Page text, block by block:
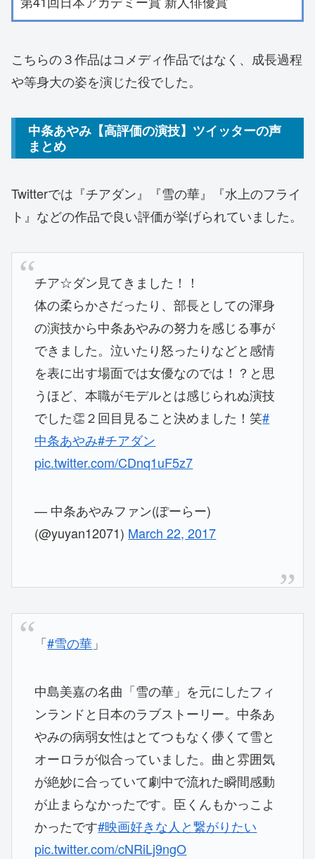
こちらの３作品はコメディ作品ではなく、成長過程
や等身大の姿を演じた役でした。
中条あやみ【高評価の演技】ツイッターの声
まとめ
Twitterでは『チアダン』『雪の華』『水上のフライ
ト』などの作品で良い評価が挙げられていました。
チア☆ダン見てきました！！
体の柔らかさだったり、部長としての渾身
の演技から中条あやみの努力を感じる事が
できました。泣いたり怒ったりなどと感情
を表に出す場面では女優なのでは！？と思
うほど、本職がモデルとは感じられぬ演技
でした👏２回目見ること決めました！笑#
中条あやみ#チアダン
pic.twitter.com/CDnq1uF5z7
— 中条あやみファン(ぽーらー)
(@yuyan12071) March 22, 2017
「#雪の華 」
中島美嘉の名曲「雪の華」を元にしたフィ
ンランドと日本のラブストーリー。中条あ
やみの病弱女性はとてつもなく儚くて雪と
オーロラが似合っていました。曲と雰囲気
が絶妙に合っていて劇中で流れた瞬間感動
が止まらなかったです。臣くんもかっこよ
かったです#映画好きな人と繋がりたい
pic.twitter.com/cNRiLj9ngO